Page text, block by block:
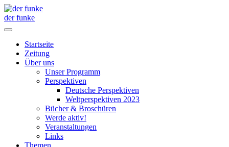
der funke
Startseite
Zeitung
Über uns
Unser Programm
Perspektiven
Deutsche Perspektiven
Weltperspektiven 2023
Bücher & Broschüren
Werde aktiv!
Veranstaltungen
Links
Themen